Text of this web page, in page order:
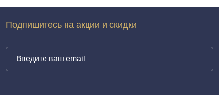
Подпишитесь на акции и скидки